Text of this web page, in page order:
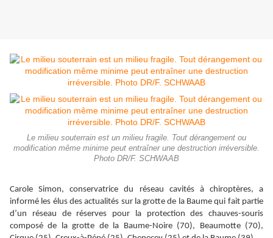
Le milieu souterrain est un milieu fragile. Tout dérangement ou
modification même minime peut entraîner une destruction irréversible.
Photo DR/F. SCHWAAB
Carole Simon, conservatrice du réseau cavités à chiroptères, a
informé les élus des actualités sur la grotte de la Baume qui fait partie
d’un réseau de réserves pour la protection des chauves-souris
composé de la grotte de la Baume-Noire (70), Beaumotte (70),